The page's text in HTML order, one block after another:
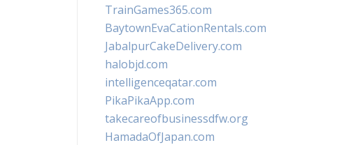
TrainGames365.com
BaytownEvaCationRentals.com
JabalpurCakeDelivery.com
halobjd.com
intelligenceqatar.com
PikaPikaApp.com
takecareofbusinessdfw.org
HamadaOfJapan.com